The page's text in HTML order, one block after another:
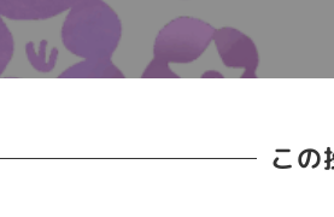
この